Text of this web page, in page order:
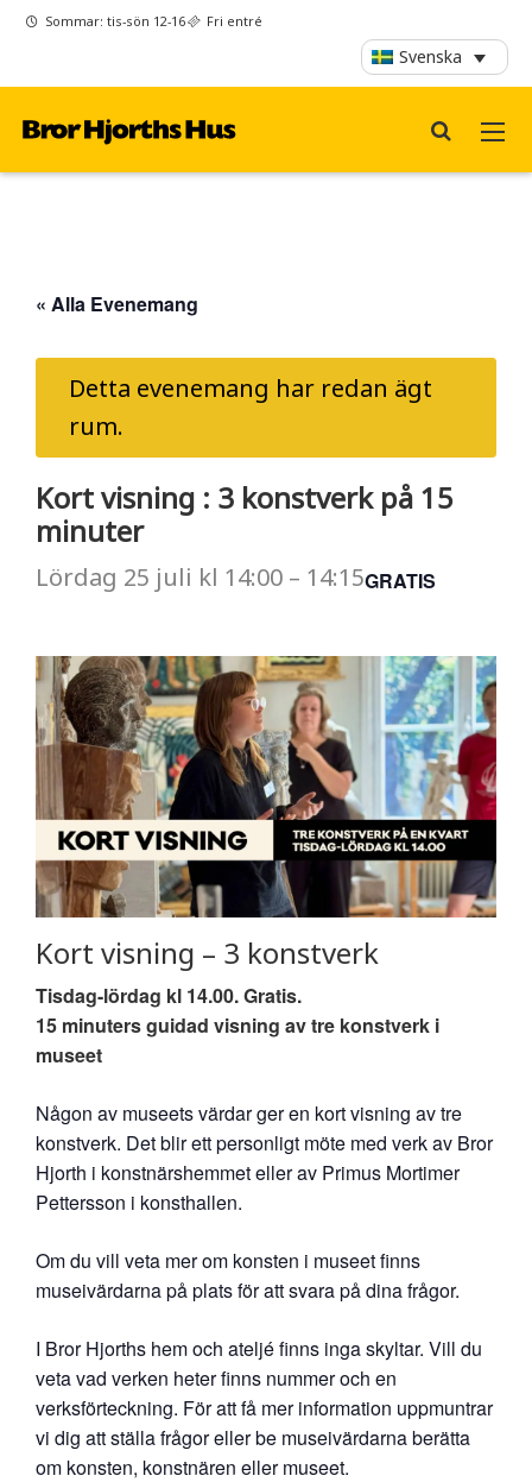
Sommar: tis-sön 12-16 Fri entré
Svenska
« Alla Evenemang
Detta evenemang har redan ägt
rum.
Kort visning : 3 konstverk på 15
minuter
Lördag 25 juli kl 14:00 – 14:15GRATIS
Kort visning – 3 konstverk
Tisdag-lördag kl 14.00. Gratis.
15 minuters guidad visning av tre konstverk i
museet
Någon av museets värdar ger en kort visning av tre
konstverk. Det blir ett personligt möte med verk av Bror
Hjorth i konstnärshemmet eller av Primus Mortimer
Pettersson i konsthallen.
Om du vill veta mer om konsten i museet finns
museivärdarna på plats för att svara på dina frågor.
I Bror Hjorths hem och ateljé finns inga skyltar. Vill du
veta vad verken heter finns nummer och en
verksförteckning. För att få mer information uppmuntrar
vi dig att ställa frågor eller be museivärdarna berätta
om konsten, konstnären eller museet.